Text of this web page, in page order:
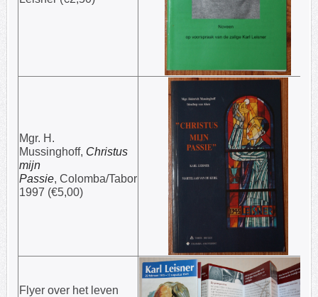
Mgr. H.
Mussinghoff, Christus
mijn
Passie, Colomba/Tabor
1997 (€5,00)
Flyer over het leven